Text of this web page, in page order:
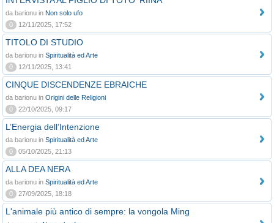
da barionu in Non solo ufo
0
12/11/2025, 17:52
TITOLO DI STUDIO
da barionu in Spiritualità ed Arte
0
12/11/2025, 13:41
CINQUE DISCENDENZE EBRAICHE
da barionu in Origini delle Religioni
0
22/10/2025, 09:17
L’Energia dell’Intenzione
da barionu in Spiritualità ed Arte
0
05/10/2025, 21:13
ALLA DEA NERA
da barionu in Spiritualità ed Arte
0
27/09/2025, 18:18
L'animale più antico di sempre: la vongola Ming